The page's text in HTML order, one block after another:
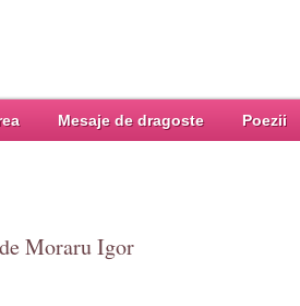
Mesaje de dragoste Poezii
Moraru Igor